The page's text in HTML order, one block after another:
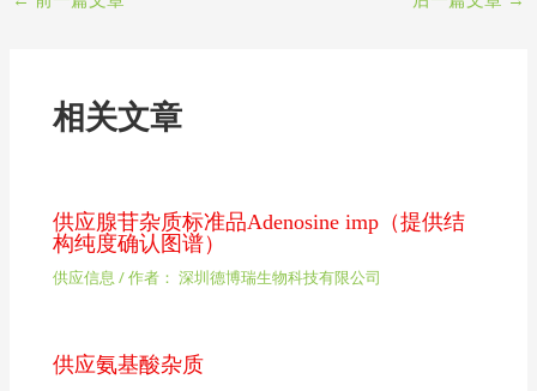
相关文章
供应腺苷杂质标准品Adenosine imp（提供结
构纯度确认图谱）
供应信息 / 作者： 深圳德博瑞生物科技有限公司
供应氨基酸杂质